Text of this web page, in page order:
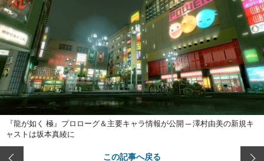
『龍が如く 極』プロローグ＆主要キャラ情報が公開 ─ 澤村由美の新規キ
ャストは坂本真綾に
この記事へ戻る